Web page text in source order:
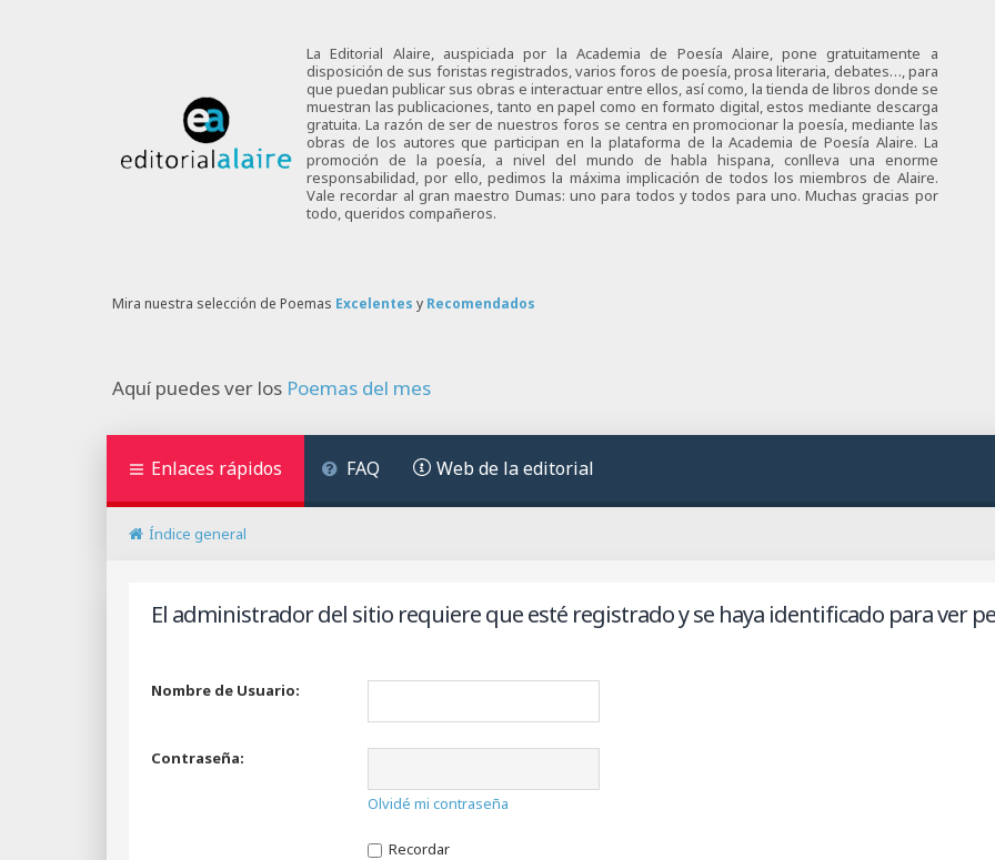
La Editorial Alaire, auspiciada por la Academia de Poesía Alaire, pone gratuitamente a
disposición de sus foristas registrados, varios foros de poesía, prosa literaria, debates…, para
que puedan publicar sus obras e interactuar entre ellos, así como, la tienda de libros donde se
muestran las publicaciones, tanto en papel como en formato digital, estos mediante descarga
gratuita. La razón de ser de nuestros foros se centra en promocionar la poesía, mediante las
obras de los autores que participan en la plataforma de la Academia de Poesía Alaire. La
promoción de la poesía, a nivel del mundo de habla hispana, conlleva una enorme
responsabilidad, por ello, pedimos la máxima implicación de todos los miembros de Alaire.
Vale recordar al gran maestro Dumas: uno para todos y todos para uno. Muchas gracias por
todo, queridos compañeros.
Mira nuestra selección de Poemas Excelentes y Recomendados
Aquí puedes ver los Poemas del mes
Enlaces rápidos FAQ Web de la editorial
Índice general
El administrador del sitio requiere que esté registrado y se haya identificado para ver
Nombre de Usuario:
Contraseña:
Olvidé mi contraseña
Recordar